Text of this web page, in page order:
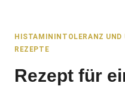
HISTAMININTOLERANZ UND
REZEPTE
Rezept für